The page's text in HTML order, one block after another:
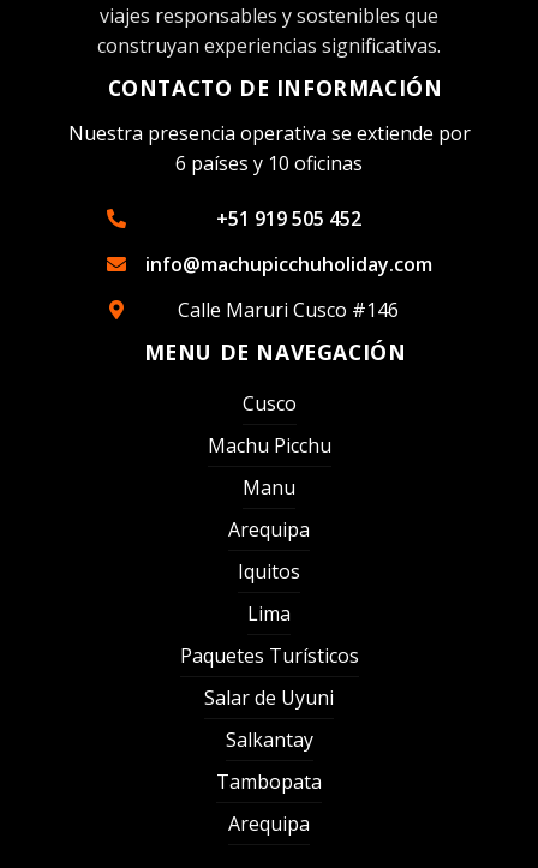
viajes responsables y sostenibles que
construyan experiencias significativas.
CONTACTO DE INFORMACIÓN
Nuestra presencia operativa se extiende por
6 países y 10 oficinas
+51 919 505 452
info@machupicchuholiday.com
Calle Maruri Cusco #146
MENU DE NAVEGACIÓN
Cusco
Machu Picchu
Manu
Arequipa
Iquitos
Lima
Paquetes Turísticos
Salar de Uyuni
Salkantay
Tambopata
Arequipa